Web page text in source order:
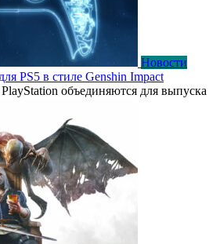
Новости
PS5 в стиле Genshin Impact
объединяются для выпуска